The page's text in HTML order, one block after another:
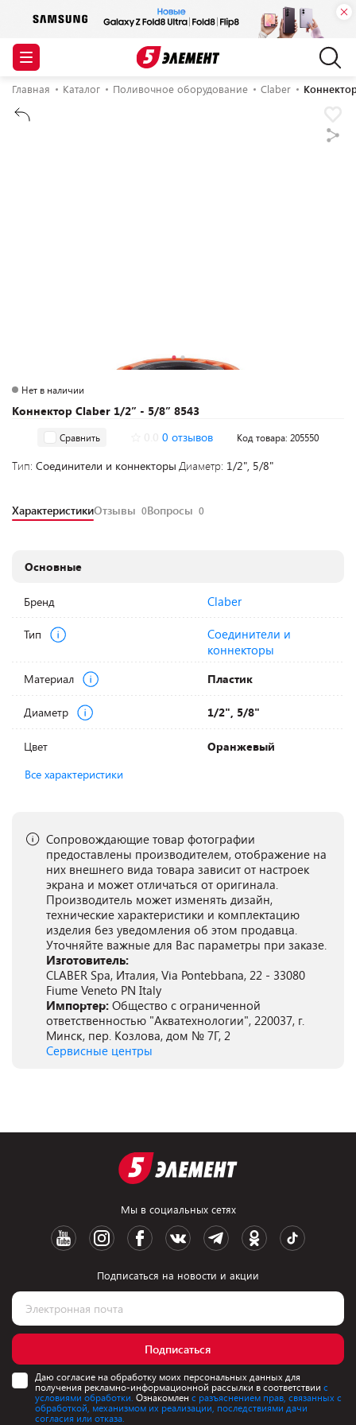
Главная Каталог Поливочное оборудование Claber
Коннектор Claber 1/2” - 5/8” 8543
Нет в наличии
Сравнить 0 отзывов Код товара: 205550
Тип: Соединители и коннекторы Диаметр: 1/2", 5/8"
ХарактеристикиОтзывы 0Вопросы 0
Основные
Бренд Claber
Тип
Соединители и
коннекторы
Материал Пластик
Диаметр 1/2", 5/8"
Цвет
Оранжевый
Все характеристики
Сопровождающие товар фотографии
предоставлены производителем, отображение на
них внешнего вида товара зависит от настроек
экрана и может отличаться от оригинала.
Производитель может изменять дизайн,
технические характеристики и комплектацию
изделия без уведомления об этом продавца.
Уточняйте важные для Вас параметры при заказе.
Изготовитель:
CLABER Spa, Италия, Via Pontebbana, 22 - 33080
Fiume Veneto PN Italy
Импортер: Общество с ограниченной
ответственностью "Акватехнологии", 220037, г.
Минск, пер. Козлова, дом № 7Г, 2
Сервисные центры
Мы в социальных сетях
Подписаться на новости и акции
Подписаться
Даю согласие на обработку моих персональных данных для
получения рекламно-информационной рассылки в соответствии с
условиями обработки. Ознакомлен с разъяснением прав, связанных с
обработкой, механизмом их реализации, последствиями дачи
согласия или отказа.